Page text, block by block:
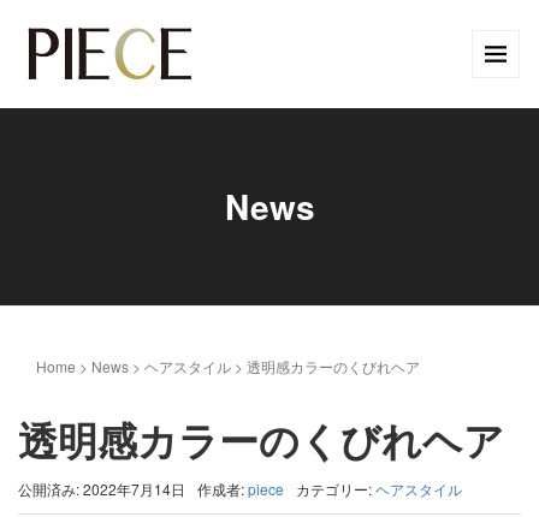
News
Home > News > ヘアスタイル > 透明感カラーのくびれヘア
透明感カラーのくびれヘア
公開済み: 2022年7月14日 作成者:piece カテゴリー:ヘアスタイル